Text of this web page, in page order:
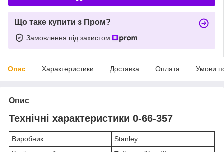
Що таке купити з Пром?
Замовлення під захистом
Опис Характеристики Доставка Оплата Умови
Опис
Технічні характеристики 0-66-357
Виробник
Stanley